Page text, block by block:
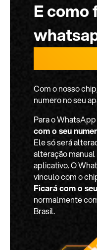
E como
Com o nosso
numero no seu
Para o
com o seu
Ele só será
alteração
aplicativo. O
vinculo com o
Ficará com o
normalmente
Brasil.